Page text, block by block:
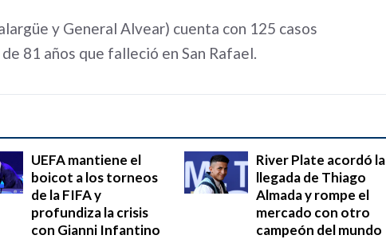
y General Alvear) cuenta con 125 casos
81 años que falleció en San Rafael.
UEFA mantiene el
boicot a los torneos
de la FIFA y
profundiza la crisis
con Gianni Infantino
River Plate acordó la
llegada de Thiago
Almada y rompe el
mercado con otro
campeón del mundo